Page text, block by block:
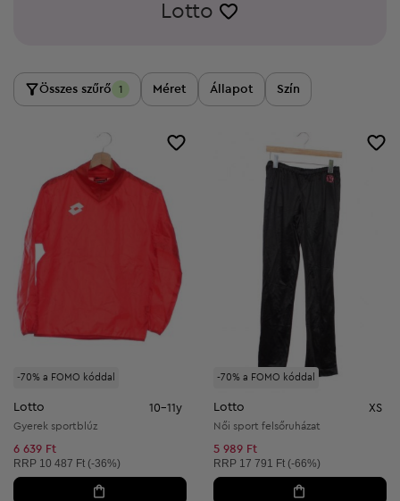
Lotto
Összes szűrő 1 Méret Állapot Szín
-70% a FOMO kóddal
Lotto 10-11y
Gyerek sportblúz
6 639 Ft
Ajánlott ár:
RRP 10 487 Ft (-36%)
-70% a FOMO kóddal
Lotto XS
Női sport felsőruházat
5 989 Ft
Ajánlott ár:
RRP 17 791 Ft (-66%)